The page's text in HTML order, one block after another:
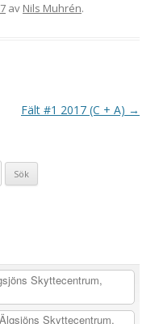
av Nils Muhrén.
Fält #1 2017 (C + A) →
Skyttecentrum,
Skyttecentrum,